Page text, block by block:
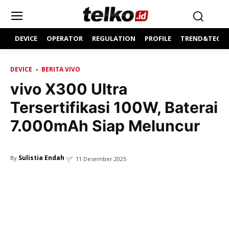
DEVICE OPERATOR REGULATION PROFILE
DEVICE BERITA VIVO
vivo X300 Ultra
Tersertifikasi 100W, Baterai
7.000mAh Siap Meluncur
By Sulistia Endah 11 Desember 2025